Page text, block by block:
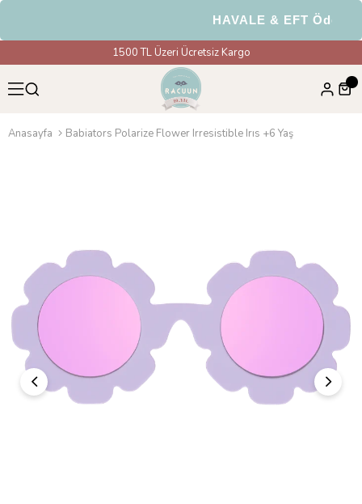
HAVALE & EFT
1500 TL Üzeri Ücretsiz Kargo
Anasayfa Babiators Polarize Flower Irresistible Irıs +6 Yaş